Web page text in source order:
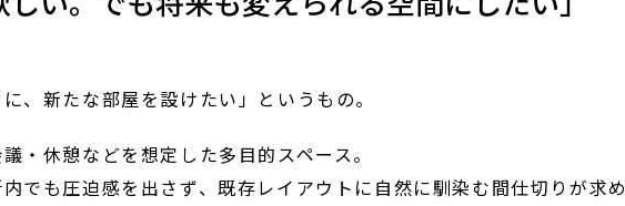
に、新たな部屋を設けたい」というもの。
・休憩などを想定した多目的スペース。
でも圧迫感を出さず、既存レイアウトに自然に馴染む間仕切りが求め